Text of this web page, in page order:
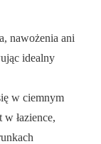
nawożenia ani
idealny
w ciemnym
łazience,